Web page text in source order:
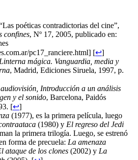
poéticas contradictorias del cine”,
confines, Nº 17, 2005, publicado en:
pc17_ranciere.html] [↩]
Linterna mágica. Vanguardia, media y
, Madrid, Ediciones Siruela, 1997, p.
Introducción a un análisis
y el sonido, Barcelona, Paidós
[↩]
(1977), es la primera película, luego
(1980) y El regreso del Jedi
la primera trilogía. Luego, se estrenó
forma de precuela: La amenaza
ataque de los clones (2002) y La